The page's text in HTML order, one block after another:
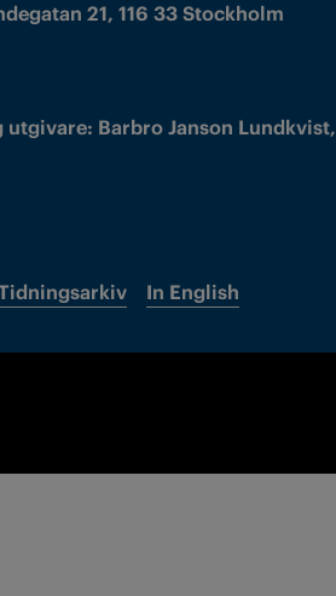
21, 116 33 Stockholm
Barbro Janson Lundkvist,
In English